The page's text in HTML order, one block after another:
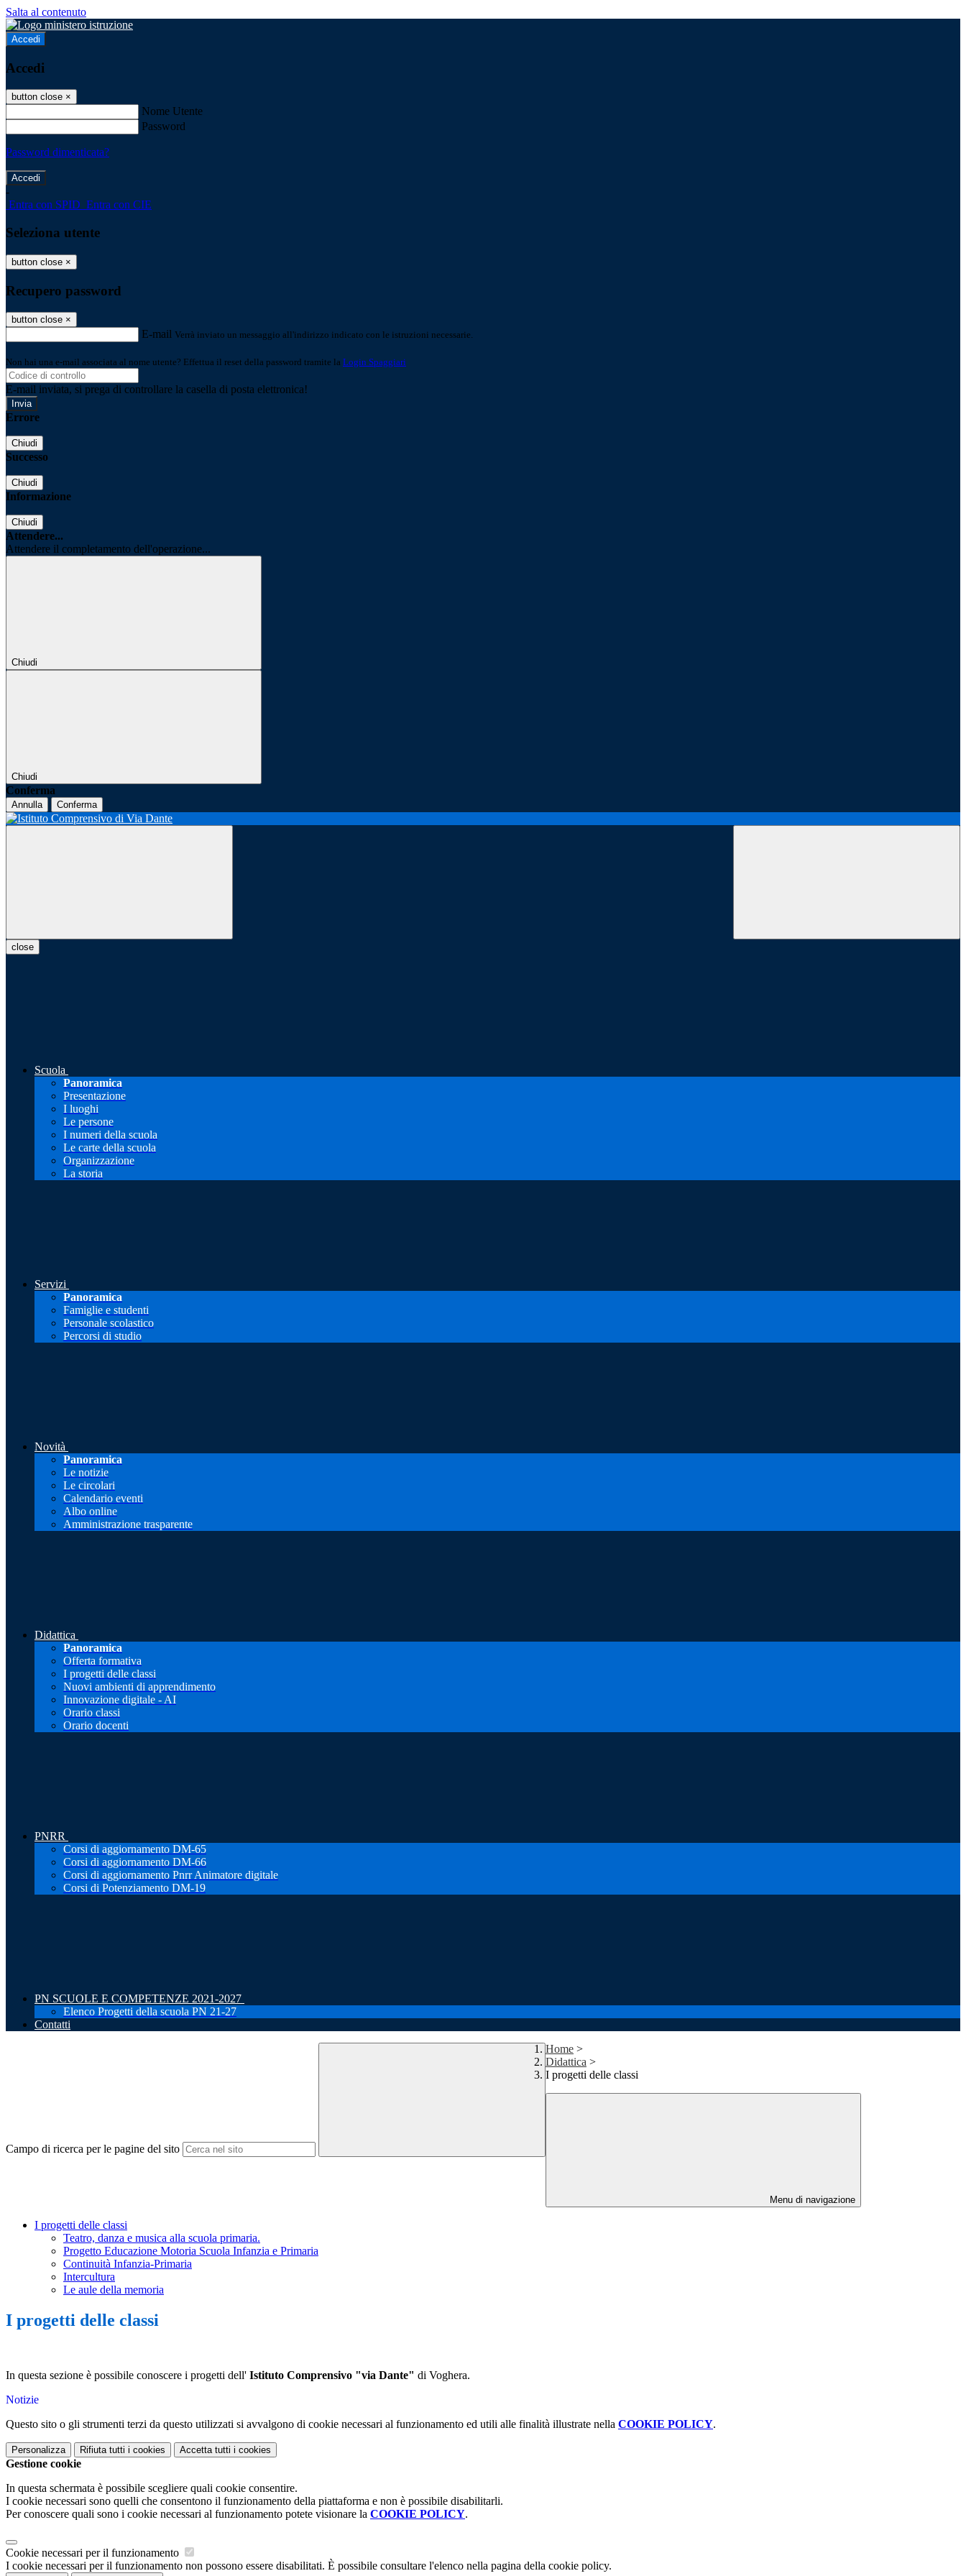
Salta al contenuto
Accedi
Accedi
button close ×
Nome Utente
Password
Password dimenticata?
-
Entra con SPID Entra con CIE
Seleziona utente
button close ×
Recupero password
button close ×
E-mail Verrà inviato un messaggio all'indirizzo indicato con le istruzioni necessarie.
Non hai una e-mail associata al nome utente? Effettua il reset della password tramite la Login Spaggiari
E-mail inviata, si prega di controllare la casella di posta elettronica!
Errore
Chiudi
Successo
Chiudi
Informazione
Chiudi
Attendere...
Attendere il completamento dell'operazione...
Chiudi
Chiudi
Conferma
Annulla Conferma
close
Scuola
Panoramica
Presentazione
I luoghi
Le persone
I numeri della scuola
Le carte della scuola
Organizzazione
La storia
Servizi
Panoramica
Famiglie e studenti
Personale scolastico
Percorsi di studio
Novità
Panoramica
Le notizie
Le circolari
Calendario eventi
Albo online
Amministrazione trasparente
Didattica
Panoramica
Offerta formativa
I progetti delle classi
Nuovi ambienti di apprendimento
Innovazione digitale - AI
Orario classi
Orario docenti
PNRR
Corsi di aggiornamento DM-65
Corsi di aggiornamento DM-66
Corsi di aggiornamento Pnrr Animatore digitale
Corsi di Potenziamento DM-19
PN SCUOLE E COMPETENZE 2021-2027
Elenco Progetti della scuola PN 21-27
Contatti
Campo di ricerca per le pagine del sito
Home >
Didattica >
I progetti delle classi
Menu di navigazione
I progetti delle classi
Teatro, danza e musica alla scuola primaria.
Progetto Educazione Motoria Scuola Infanzia e Primaria
Continuità Infanzia-Primaria
Intercultura
Le aule della memoria
I progetti delle classi
In questa sezione è possibile conoscere i progetti dell' Istituto Comprensivo "via Dante" di Voghera.
Notizie
Questo sito o gli strumenti terzi da questo utilizzati si avvalgono di cookie necessari al funzionamento ed utili alle finalità illustrate nella COOKIE POLICY.
Personalizza Rifiuta tutti i cookies Accetta tutti i cookies
Gestione cookie
In questa schermata è possibile scegliere quali cookie consentire.
I cookie necessari sono quelli che consentono il funzionamento della piattaforma e non è possibile disabilitarli.
Per conoscere quali sono i cookie necessari al funzionamento potete visionare la COOKIE POLICY.
Cookie necessari per il funzionamento
I cookie necessari per il funzionamento non possono essere disabilitati. È possibile consultare l'elenco nella pagina della cookie policy.